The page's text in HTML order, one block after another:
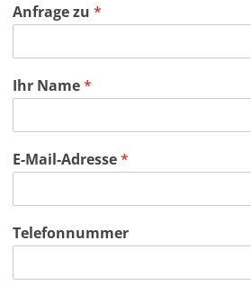
Anfrage zu*
Ihr Name*
E-Mail-Adresse*
Telefonnummer